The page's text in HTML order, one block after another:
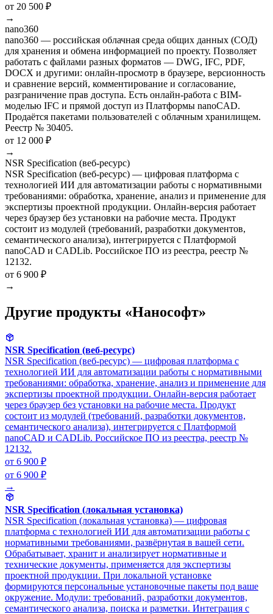
от 20 500 ₽
→
nano360
nano360 — российская облачная среда общих данных (СОД)
для хранения и обмена информацией по проекту. Позволяет
работать с файлами разных форматов — DWG, IFC, PDF,
DOCX и другими: онлайн-просмотр в браузере, версионность
и сравнение версий, комментирование и согласование,
разграничение прав доступа. Есть онлайн-работа с BIM-
моделью IFC и прямой доступ из Платформы nanoCAD.
Продаётся пакетами пользователей с облачным хранилищем.
Реестр № 30405.
от 12 000 ₽
→
NSR Specification (веб-ресурс)
NSR Specification (веб-ресурс) — цифровая платформа с
технологией ИИ для автоматизации работы с нормативными
требованиями: обработка, хранение, анализ и применение для
экспертизы проектной продукции. Онлайн-версия работает
через браузер без установки на рабочие места. Продукт
состоит из модулей (требований, разработки документов,
семантического анализа), интегрируется с Платформой
nanoCAD и CADLib. Российское ПО из реестра, реестр №
12132.
от 6 900 ₽
→
Другие продукты «Нанософт»
NSR Specification (веб-ресурс)
NSR Specification (веб-ресурс) — цифровая платформа с
технологией ИИ для автоматизации работы с нормативными
требованиями: обработка, хранение, анализ и применение для
экспертизы проектной продукции. Онлайн-версия работает
через браузер без установки на рабочие места. Продукт
состоит из модулей (требований, разработки документов,
семантического анализа), интегрируется с Платформой
nanoCAD и CADLib. Российское ПО из реестра, реестр №
12132.
от 6 900 ₽
от 6 900 ₽
→
NSR Specification (локальная установка)
NSR Specification (локальная установка) — цифровая
платформа с технологией ИИ для автоматизации работы с
нормативными требованиями, развёрнутая в вашей сети.
Обрабатывает, хранит и анализирует нормативные и
технические документы, применяется для экспертизы
проектной продукции. При локальной установке
формируются персональные установочные пакеты под ваше
окружение. Модули: требований, разработки документов,
семантического анализа, поиска и разметки. Интеграция с